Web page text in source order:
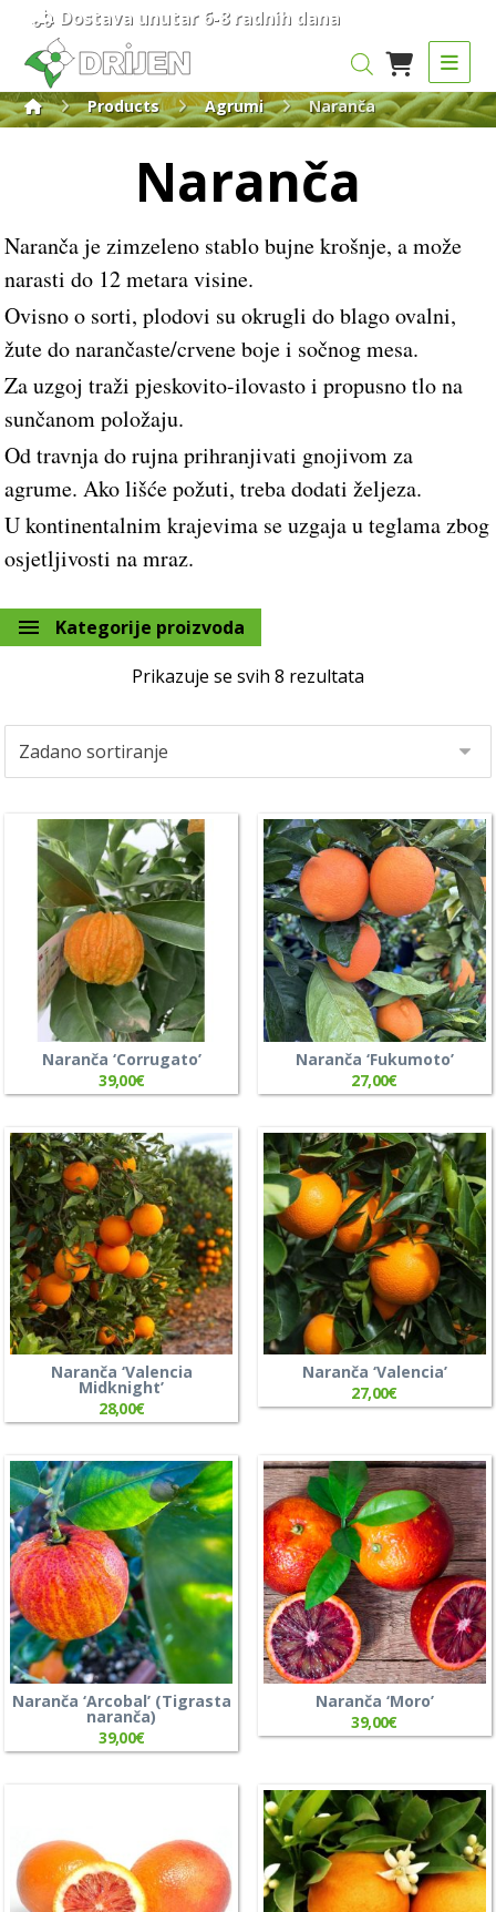
Dostava unutar 6-8 radnih dana
Products Agrumi Naranča
Naranča
Naranča je zimzeleno stablo bujne krošnje, a može
narasti do 12 metara visine.
Ovisno o sorti, plodovi su okrugli do blago ovalni,
žute do narančaste/crvene boje i sočnog mesa.
Za uzgoj traži pjeskovito-ilovasto i propusno tlo na
sunčanom položaju.
Od travnja do rujna prihranjivati gnojivom za
agrume. Ako lišće požuti, treba dodati željeza.
U kontinentalnim krajevima se uzgaja u teglama zbog
osjetljivosti na mraz.
Kategorije proizvoda
Prikazuje se svih 8 rezultata
Naranča ‘Corrugato’
39,00€
Naranča ‘Fukumoto’
27,00€
Naranča ‘Valencia
Midknight’
28,00€
Naranča ‘Valencia’
27,00€
Naranča ‘Arcobal’ (Tigrasta
naranča)
39,00€
Naranča ‘Moro’
39,00€